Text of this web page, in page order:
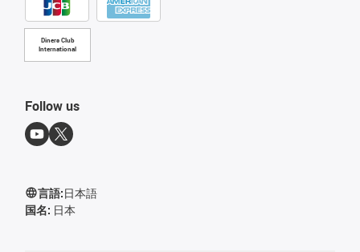
Diners Club
International
Follow us
言語:日本語
国名: 日本